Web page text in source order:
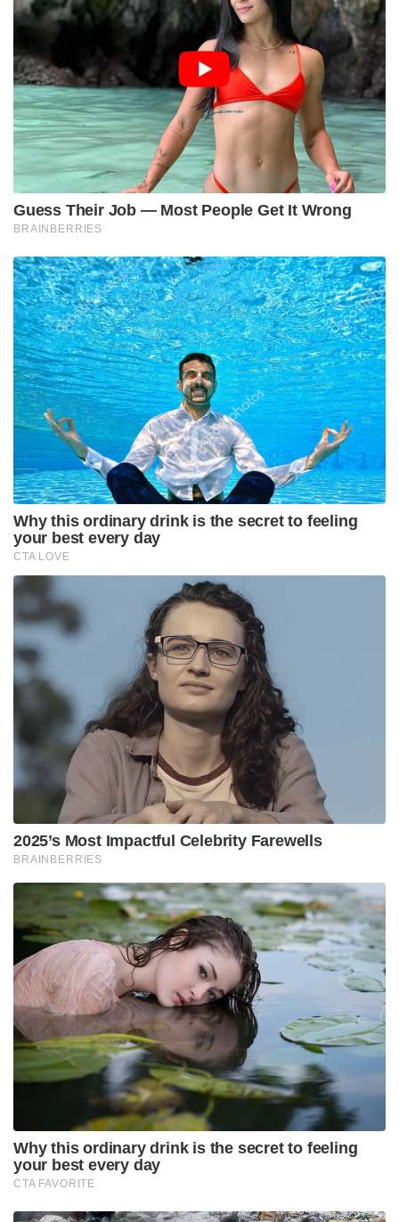
Guess Their Job — Most People Get It Wrong
BRAINBERRIES
Why this ordinary drink is the secret to feeling
your best every day
CTA LOVE
2025’s Most Impactful Celebrity Farewells
BRAINBERRIES
Why this ordinary drink is the secret to feeling
your best every day
CTA FAVORITE